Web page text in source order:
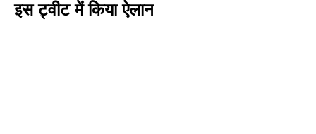
इस ट्वीट में किया ऐलान